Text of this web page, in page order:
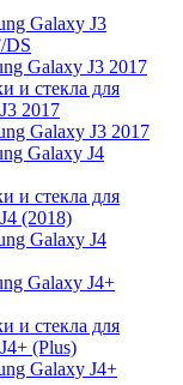
Galaxy J3
DS
Galaxy J3 2017
и стекла для
2017
Galaxy J3 2017
Galaxy J4
и стекла для
(2018)
Galaxy J4
Galaxy J4+
и стекла для
(Plus)
Galaxy J4+